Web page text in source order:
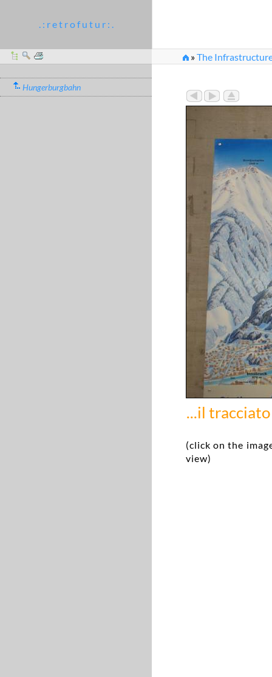
. : r e t r o f u t u r : .
»The
Hungerburgbahn
...il
(click on the
view)